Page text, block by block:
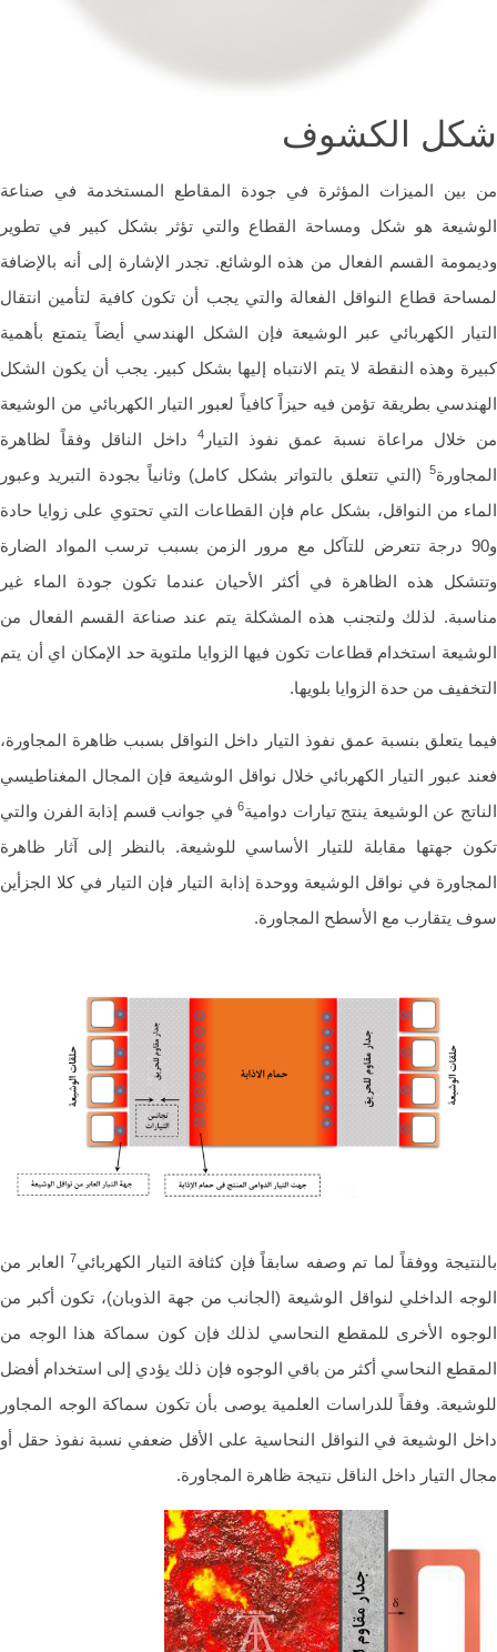
الكشوف
بين الميزات المؤثرة في جودة المقاطع المستخدمة في صناعة
هو شكل ومساحة القطاع والتي تؤثر بشكل كبير في تطوير
القسم الفعال من هذه الوشائع. تجدر الإشارة إلى أنه بالإضافة
قطاع النواقل الفعالة والتي يجب أن تكون كافية لتأمين انتقال
الكهربائي عبر الوشيعة فإن الشكل الهندسي أيضاً يتمتع بأهمية
وهذه النقطة لا يتم الانتباه إليها بشكل كبير. يجب أن يكون الشكل
بطريقة تؤمن فيه حيزاً كافياً لعبور التيار الكهربائي من الوشيعة
مراعاة نسبة عمق نفوذ التيار4 داخل الناقل وفقاً لظاهرة
(التي تتعلق بالتواتر بشكل كامل) وثانياً بجودة التبريد وعبور
من النواقل، بشكل عام فإن القطاعات التي تحتوي على زوايا حادة
و90 درجة تتعرض للتآكل مع مرور الزمن بسبب ترسب المواد الضارة
هذه الظاهرة في أكثر الأحيان عندما تكون جودة الماء غير
لذلك ولتجنب هذه المشكلة يتم عند صناعة القسم الفعال من
استخدام قطاعات تكون فيها الزوايا ملتوية حد الإمكان اي أن يتم
من حدة الزوايا بلويها.
يتعلق بنسبة عمق نفوذ التيار داخل النواقل بسبب ظاهرة المجاورة،
عبور التيار الكهربائي خلال نواقل الوشيعة فإن المجال المغناطيسي
عن الوشيعة ينتج تيارات دوامية في جوانب قسم إذابة الفرن والتي
جهتها مقابلة للتيار الأساسي للوشيعة. بالنظر إلى آثار ظاهرة
في نواقل الوشيعة ووحدة إذابة التيار فإن التيار في كلا الجزأين
يتقارب مع الأسطح المجاورة.
ووفقاً لما تم وصفه سابقاً فإن كثافة التيار الكهربائي7العابر من
الداخلي لنواقل الوشيعة (الجانب من جهة الذوبان)، تكون أكبر من
الأخرى للمقطع النحاسي لذلك فإن كون سماكة هذا الوجه من
النحاسي أكثر من باقي الوجوه فإن ذلك يؤدي إلى استخدام أفضل
وفقاً للدراسات العلمية يوصى بأن تكون سماكة الوجه المجاور
الوشيعة في النواقل النحاسية على الأقل ضعفي نسبة نفوذ حقل أو
التيار داخل الناقل نتيجة ظاهرة المجاورة.